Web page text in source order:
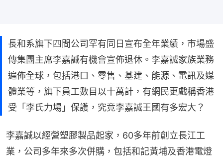
長和系旗下四間公司罕有同日宣布全年業績，市場盛
傳集團主席李嘉誠有機會宣佈退休。李嘉誠家族業務
遍佈全球，包括港口、零售、基建、能源、電訊及媒
體業等，旗下員工數目以十萬計，有網民更戲稱香港
受「李氏力場」保護，究竟李嘉誠王國有多宏大？
李嘉誠以經營塑膠製品起家，60多年前創立長江工
業，公司多年來多次併購，包括和記黃埔及香港電燈